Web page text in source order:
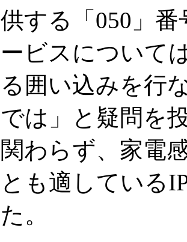
供する「050」
ービスについて
る囲い込みを行
では」と疑問を
関わらず、家電
とも適している
た。